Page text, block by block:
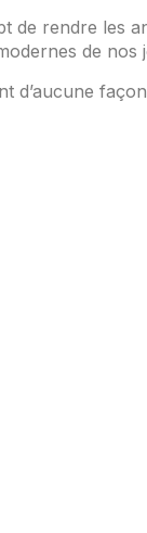
de rendre les
de nos
d’aucune